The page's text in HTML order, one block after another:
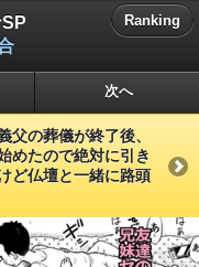
Ranking
次へ
父の葬儀が終了後、
めたので絶対に引き
ど仏壇と一緒に路頭